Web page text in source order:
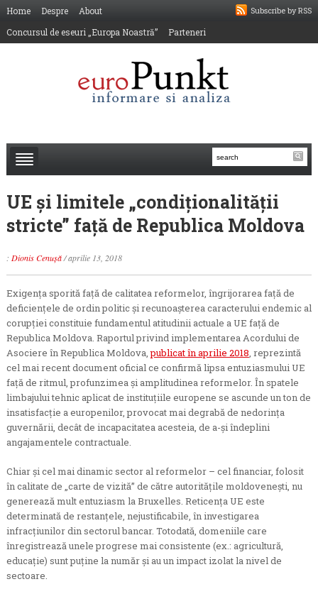
Subscribe by RSS
Home Despre
About
Concursul de eseuri „Europa Noastră”
Parteneri
UE și limitele „condiționalității
stricte” față de Republica Moldova
: Dionis Cenușă/aprilie 13, 2018
Exigența sporită față de calitatea reformelor, îngrijorarea față de
deficiențele de ordin politic și recunoașterea caracterului endemic al
corupției constituie fundamentul atitudinii actuale a UE față de
Republica Moldova. Raportul privind implementarea Acordului de
Asociere în Republica Moldova,publicat în aprilie 2018, reprezintă
cel mai recent document oficial ce confirmă lipsa entuziasmului UE
față de ritmul, profunzimea și amplitudinea reformelor. În spatele
limbajului tehnic aplicat de instituțiile europene se ascunde un ton de
insatisfacție a europenilor, provocat mai degrabă de nedorința
guvernării, decât de incapacitatea acesteia, de a-și îndeplini
angajamentele contractuale.
Chiar și cel mai dinamic sector al reformelor – cel financiar, folosit
în calitate de „carte de vizită” de către autoritățile moldovenești, nu
generează mult entuziasm la Bruxelles. Reticența UE este
determinată de restanțele, nejustificabile, în investigarea
infracțiunilor din sectorul bancar. Totodată, domeniile care
înregistrează unele progrese mai consistente (ex.: agricultură,
educație) sunt puține la număr și au un impact izolat la nivel de
sectoare.